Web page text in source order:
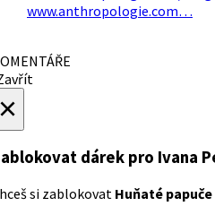
www.anthropologie.com…
dárek pro Ivana
si zablokovat Huňaté papuče